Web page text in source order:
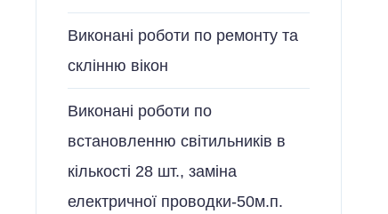
Виконані роботи по ремонту та
склінню вікон
Виконані роботи по
встановленню світильників в
кількості 28 шт., заміна
електричної проводки-50м.п.